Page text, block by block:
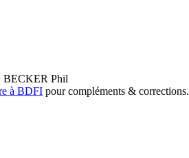
BECKER Phil
à BDFI pour compléments & corrections.